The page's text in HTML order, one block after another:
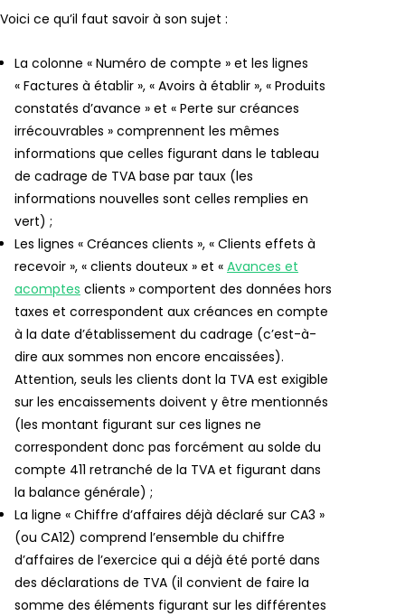
Voici ce qu’il faut savoir à son sujet :
La colonne « Numéro de compte » et les lignes
« Factures à établir », « Avoirs à établir », « Produits
constatés d’avance » et « Perte sur créances
irrécouvrables » comprennent les mêmes
informations que celles figurant dans le tableau
de cadrage de TVA base par taux (les
informations nouvelles sont celles remplies en
vert) ;
Les lignes « Créances clients », « Clients effets à
recevoir », « clients douteux » et « Avances et
acomptes clients » comportent des données hors
taxes et correspondent aux créances en compte
à la date d’établissement du cadrage (c’est-à-
dire aux sommes non encore encaissées).
Attention, seuls les clients dont la TVA est exigible
sur les encaissements doivent y être mentionnés
(les montant figurant sur ces lignes ne
correspondent donc pas forcément au solde du
compte 411 retranché de la TVA et figurant dans
la balance générale) ;
La ligne « Chiffre d’affaires déjà déclaré sur CA3 »
(ou CA12) comprend l’ensemble du chiffre
d’affaires de l’exercice qui a déjà été porté dans
des déclarations de TVA (il convient de faire la
somme des éléments figurant sur les différentes